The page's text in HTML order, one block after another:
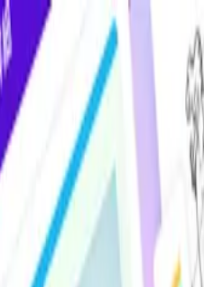
比較メディア。掲載サービ